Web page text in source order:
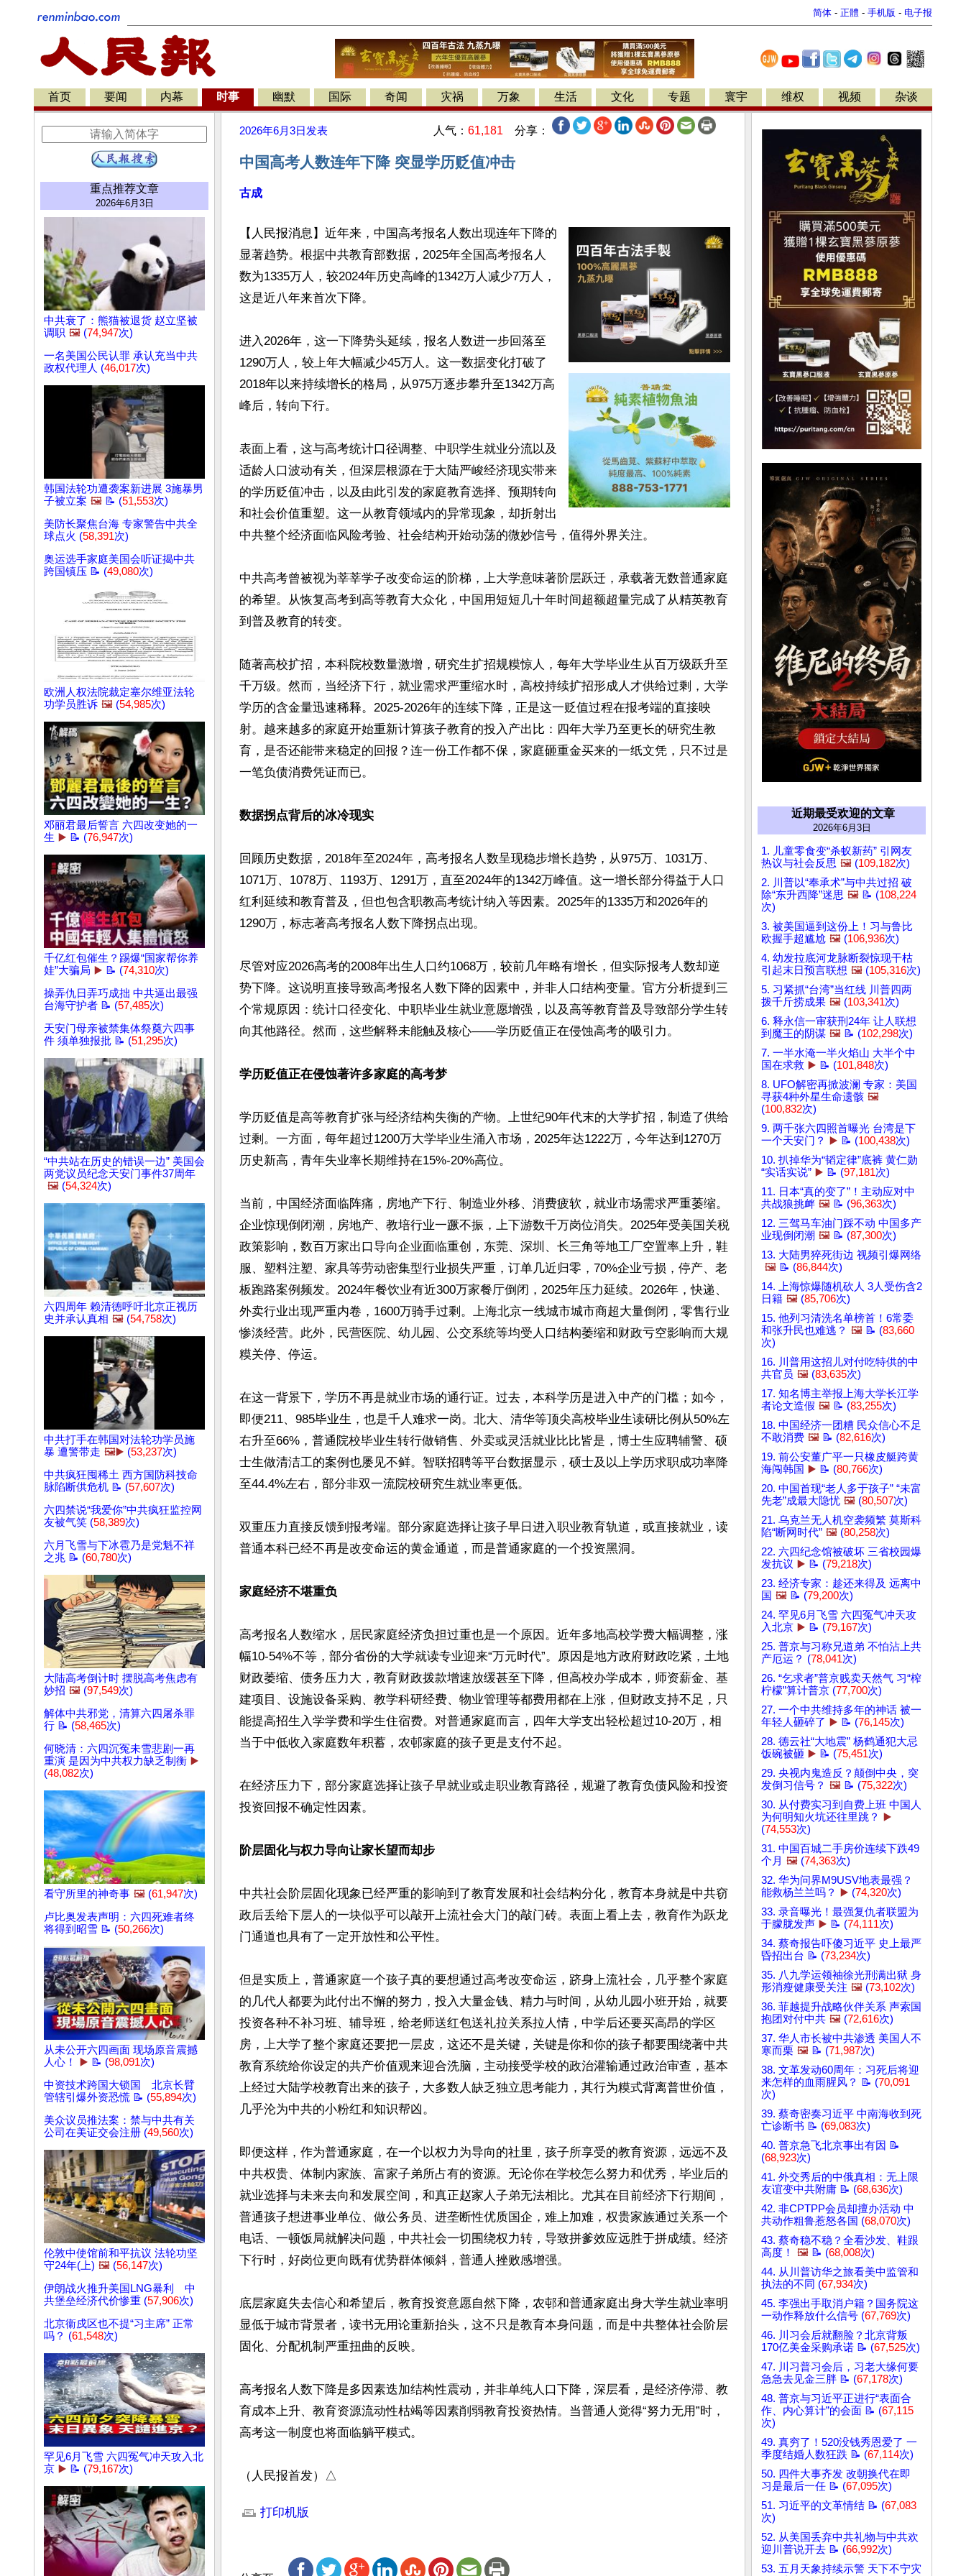
简体 - 正體 - 手机版 - 电子报
首页 要闻 内幕 时事 幽默 国际 奇闻 灾祸 万象 生活 文化 专题 寰宇 维权 视频 杂谈
重点推荐文章
2026年6月3日
中共衰了：熊猫被退货 赵立坚被
调职 🖼️ (74,947次)
一名美国公民认罪 承认充当中共
政权代理人 (46,017次)
韩国法轮功遭袭案新进展 3施暴男
子被立案 🖼️ 📝 (51,553次)
美防长聚焦台海 专家警告中共全
球点火 (58,391次)
奥运选手家庭美国会听证揭中共
跨国镇压 📝 (49,080次)
欧洲人权法院裁定塞尔维亚法轮
功学员胜诉 🖼️ (54,985次)
邓丽君最后誓言 六四改变她的一
生 ▶️ 📝 (76,947次)
千亿红包催生？踢爆“国家帮你养
娃”大骗局 ▶️ 📝 (74,310次)
操弄仇日弄巧成拙 中共逼出最强
台海守护者 📝 (57,485次)
天安门母亲被禁集体祭奠六四事
件 须单独报批 📝 (51,295次)
“中共站在历史的错误一边” 美国会
两党议员纪念天安门事件37周年
🖼️ (54,324次)
六四周年 赖清德呼吁北京正视历
史并承认真相 🖼️ (54,758次)
中共打手在韩国对法轮功学员施
暴 遭警带走 🖼️▶️ (53,237次)
中共疯狂囤稀土 西方国防科技命
脉陷断供危机 📝 (57,607次)
六四禁说“我爱你”中共疯狂监控网
友被气笑 (58,389次)
六月飞雪与下冰雹乃是党魁不祥
之兆 📝 (60,780次)
大陆高考倒计时 摆脱高考焦虑有
妙招 🖼️ (97,549次)
解体中共邪党，清算六四屠杀罪
行 📝 (58,465次)
何晓清：六四沉冤未雪悲剧一再
重演 是因为中共权力缺乏制衡 ▶️
(48,082次)
看守所里的神奇事 🖼️ (61,947次)
卢比奥发表声明：六四死难者终
将得到昭雪 📝 (50,266次)
从未公开六四画面 现场原音震撼
人心！
▶️ 📝 (98,091次)
中资技术跨国大锁国 北京长臂
管辖引爆外资恐慌 📝 (55,894次)
美众议员推法案：禁与中共有关
公司在美证交会注册 (49,560次)
伦敦中使馆前和平抗议 法轮功坚
守24年(上) 🖼️ (56,147次)
伊朗战火推升美国LNG暴利 中
共堡垒经济代价惨重 (57,906次)
北京衞戍区也不提“习主席” 正常
吗？ (61,548次)
罕见6月飞雪 六四冤气冲天攻入北
京 ▶️ 📝 (79,167次)
2026年6月3日 发表 人气： 61,181 分享：
中国高考人数连年下降 突显学历贬值冲击
古成
【人民报消息】近年来，中国高考报名人数出现连年下降的
显著趋势。根据中共教育部数据，2025年全国高考报名人
数为1335万人，较2024年历史高峰的1342万人减少7万人，
这是近八年来首次下降。
进入2026年，这一下降势头延续，报名人数进一步回落至
1290万人，较上年大幅减少45万人。这一数据变化打破了
2018年以来持续增长的格局，从975万逐步攀升至1342万高
峰后，转向下行。
表面上看，这与高考统计口径调整、中职学生就业分流以及
适龄人口波动有关，但深层根源在于大陆严峻经济现实带来
的学历贬值冲击，以及由此引发的家庭教育选择、预期转向
和社会价值重塑。这一从教育领域内的异常现象，却折射出
中共整个经济面临风险考验、社会结构开始动荡的微妙信号，值得外界关注。
中共高考曾被视为莘莘学子改变命运的阶梯，上大学意味著阶层跃迁，承载著无数普通家庭
的希望。从恢复高考到高等教育大众化，中国用短短几十年时间超额超量完成了从精英教育
到普及教育的转变。
随著高校扩招，本科院校数量激增，研究生扩招规糢惊人，每年大学毕业生从百万级跃升至
千万级。然而，当经济下行，就业需求严重缩水时，高校持续扩招形成人才供给过剩，大学
学历的含金量迅速稀释。2025-2026年的连续下降，正是这一贬值过程在报考端的直接映
射。越来越多的家庭开始重新计算孩子教育的投入产出比：四年大学乃至更长的研究生教
育，是否还能带来稳定的回报？连一份工作都不保，家庭砸重金买来的一纸文凭，只不过是
一笔负债消费凭证而已。
数据拐点背后的冰冷现实
回顾历史数据，2018年至2024年，高考报名人数呈现稳步增长趋势，从975万、1031万、
1071万、1078万、1193万、1291万，直至2024年的1342万峰值。这一增长部分得益于人口
红利延续和教育普及，但也包含职教高考统计纳入等因素。2025年的1335万和2026年的
1290万，标志著高考报名人数下降拐点出现。
尽管对应2026高考的2008年出生人口约1068万，较前几年略有增长，但实际报考人数却逆
势下降。这说明直接导致高考报名人数下降的因素中，并非人口结构变量。官方分析提到三
个常规原因：统计口径变化、中职毕业生就业意愿增强，以及高等教育普及导致部分学生转
向其他路径。然而，这些解释未能触及核心——学历贬值正在侵蚀高考的吸引力。
学历贬值正在侵蚀著许多家庭的高考梦
学历贬值是高等教育扩张与经济结构失衡的产物。上世纪90年代末的大学扩招，制造了供给
过剩。一方面，每年超过1200万大学毕业生涌入市场，2025年达1222万，今年达到1270万
历史新高，青年失业率长期维持在15%-20%高位。
当前，中国经济面临阵痛，房地产下行、制造业外移、消费疲软，就业市场需求严重萎缩。
企业惊现倒闭潮，房地产、教培行业一蹶不振，上下游数千万岗位消失。2025年受美国关税
政策影响，数百万家出口导向企业面临重创，东莞、深圳、长三角等地工厂空置率上升，鞋
服、塑料注塑、家具等劳动密集型行业损失严重，订单几近归零，70%企业亏损，停产、老
板跑路案例频发。2024年餐饮业有近300万家餐厅倒闭，2025年压力延续。2026年，快递、
外卖行业出现严重内卷，1600万骑手过剩。上海北京一线城市城市商超大量倒闭，零售行业
惨淡经营。此外，民营医院、幼儿园、公交系统等均受人口结构萎缩和财政亏空影响而大规
糢关停、停运。
在这一背景下，学历不再是就业市场的通行证。过去，本科学历是进入中产的门槛；如今，
即便211、985毕业生，也是千人难求一岗。北大、清华等顶尖高校毕业生读研比例从50%左
右升至66%，普通院校毕业生转行做销售、外卖或灵活就业比比皆是，博士生应聘辅警、硕
士生做清洁工的案例也屡见不鲜。智联招聘等平台数据显示，硕士及以上学历求职成功率降
至44.4%左右，部分非双一流院校研究生就业率更低。
双重压力直接反馈到报考端。部分家庭选择让孩子早日进入职业教育轨道，或直接就业，读
普通本科已经不再是改变命运的黄金通道，而是普通家庭的一个投资黑洞。
家庭经济不堪重负
高考报名人数缩水，居民家庭经济负担过重也是一个原因。近年多地高校学费大幅调整，涨
幅10-54%不等，部分省份的大学就读专业迎来“万元时代”。原因是地方政府财政吃紧，土地
财政萎缩、债务压力大，教育财政拨款增速放缓甚至下降，但高校办学成本，师资薪金、基
建项目、设施设备采购、教学科研经费、物业管理等都费用都在上涨，但财政支持不足，只
能提高招生入学学费和学生住宿费。对普通家庭而言，四年大学支出轻松超过10-20万，相
当于中低收入家庭数年积蓄，农邨家庭的孩子更是支付不起。
在经济压力下，部分家庭选择让孩子早就业或走职业教育路径，规避了教育负债风险和投资
投资回报不确定性因素。
阶层固化与权力导向让家长望而却步
中共社会阶层固化现象已经严重的影响到了教育发展和社会结构分化，教育本身就是中共窃
政后丢给下层人的一块似乎可以敲开上流社会大门的敲门砖。表面上看上去，教育作为跃龙
门通道也具有了一定开放性和公平性。
但是实质上，普通家庭一个孩子真的要想通过高考改变命运，跻身上流社会，几乎整个家庭
的几代人都要为此付出不懈的努力，投入大量金钱、精力与时间，从幼儿园小班开始，就要
投资各种不补习班、辅导班，给老师送红包送礼拉关系拉人情，中学后还要买高昂的学区
房，上大学了整个家庭还要把一层皮，这还不是关键，关键是你和你的孩子都要围绕著中共
教育系统给你设定的共产价值观来迎合洗脑，主动接受学校的政治灌输通过政治审查，基本
上经过大陆学校教育出来的孩子，大多数人缺乏独立思考能力，其行为糢式背离普世价值，
几乎沦为中共的小粉红和知识帮凶。
即便这样，作为普通家庭，在一个以权力为导向的社里，孩子所享受的教育资源，远远不及
中共权贵、体制内家族、富家子弟所占有的资源。无论你在学校怎么努力和优秀，毕业后的
就业选择与未来去向和发展空间，和真正赵家人子弟无法相比。尤其在目前经济下行期间，
普通孩子想进事业单位、做公务员、进垄断性优质国企，难上加难，权贵家族通过关系一个
电话、一顿饭局就解决问题，中共社会一切围绕权力转，导致拼爹效应远胜于拼成绩。经济
下行时，好岗位更向既有优势群体倾斜，普通人挫败感增强。
底层家庭失去信心和希望后，教育投资意愿自然下降，农邨和普通家庭出身大学生就业率明
显低于城市背景者，读书无用论重新抬头，这不只是教育本身问题，而是中共整体社会阶层
固化、分配机制严重扭曲的反映。
高考报名人数下降是多因素迭加结构性震动，并非单纯人口下降，深层看，是经济停滞、教
育成本上升、教育资源流动性枯竭等因素削弱教育投资热情。当普通人觉得“努力无用”时，
高考这一制度也将面临躺平糢式。
（人民报首发）△
打印机版
近期最受欢迎的文章
2026年6月3日
1. 儿童零食变“杀蚁新药” 引网友
热议与社会反思 🖼️ (109,182次)
2. 川普以“奉承术”与中共过招 破
除“东升西降”迷思 🖼️ 📝 (108,224
次)
3. 被美国逼到这份上！习与鲁比
欧握手超尴尬 🖼️ (106,936次)
4. 幼发拉底河龙脉断裂惊现干枯
引起末日预言联想 🖼️ (105,316次)
5. 习紧抓“台湾”当红线 川普四两
拨千斤捞成果 🖼️ (103,341次)
6. 释永信一审获刑24年 让人联想
到魔王的阴谋 🖼️ 📝 (102,298次)
7. 一半水淹一半火焰山 大半个中
国在求救 ▶️ 📝 (101,848次)
8. UFO解密再掀波澜 专家：美国
寻获4种外星生命遗骸 🖼️
(100,832次)
9. 两千张六四照首曝光 台湾是下
一个天安门？
▶️ 📝 (100,438次)
10. 扒掉华为“韬定律”底裤 黄仁勋
“实话实说” ▶️ 📝 (97,181次)
11. 日本“真的变了”！主动应对中
共战狼挑衅 🖼️ 📝 (96,363次)
12. 三驾马车油门踩不动 中国多产
业现倒闭潮 🖼️ 📝 (87,300次)
13. 大陆男猝死街边 视频引爆网络
🖼️ 📝 (86,844次)
14. 上海惊爆随机砍人 3人受伤含2
日籍 🖼️ (85,706次)
15. 他列习清洗名单榜首！6常委
和张升民也难逃？ 🖼️ 📝 (83,660
次)
16. 川普用这招儿对付吃特供的中
共官员 🖼️ (83,635次)
17. 知名博主举报上海大学长江学
者论文造假 🖼️ 📝 (83,255次)
18. 中国经济一团糟 民众信心不足
不敢消费 🖼️ 📝 (82,616次)
19. 前公安董广平一只橡皮艇跨黄
海闯韩国 ▶️ 📝 (80,766次)
20. 中国首现“老人多于孩子” “未富
先老”成最大隐忧 🖼️ (80,507次)
21. 乌克兰无人机空袭频繁 莫斯科
陷“断网时代” 🖼️ (80,258次)
22. 六四纪念馆被破坏 三省校园爆
发抗议 ▶️ 📝 (79,218次)
23. 经济专家：趁还来得及 远离中
国 🖼️ 📝 (79,200次)
24. 罕见6月飞雪 六四冤气冲天攻
入北京 ▶️ 📝 (79,167次)
25. 普京与习称兄道弟 不怕沾上共
产厄运？ (78,041次)
26. “乞求者”普京贱卖天然气 习“榨
柠檬”算计普京 (77,700次)
27. 一个中共维持多年的神话 被一
年轻人砸碎了 ▶️ 📝 (76,145次)
28. 德云社“大地震” 杨鹤通犯大忌
饭碗被砸 ▶️ 📝 (75,451次)
29. 央视内鬼造反？颠倒中央，突
发倒习信号？ 🖼️ 📝 (75,322次)
30. 从付费实习到自费上班 中国人
为何明知火坑还往里跳？
▶️
(74,553次)
31. 中国百城二手房价连续下跌49
个月 🖼️ (74,363次)
32. 华为问界M9USV地表最强？
能救杨兰兰吗？
▶️ (74,320次)
33. 录音曝光！最强复仇者联盟为
于朦胧发声 ▶️ 📝 (74,111次)
34. 蔡奇报告吓傻习近平 史上最严
昏招出台 📝 (73,234次)
35. 八九学运领袖徐光刑满出狱 身
形消瘦健康受关注 🖼️ (73,102次)
36. 菲越提升战略伙伴关系 声索国
抱团对付中共 🖼️ (72,616次)
37. 华人市长被中共渗透 美国人不
寒而栗 🖼️ 📝 (71,987次)
38. 文革发动60周年：习死后将迎
来怎样的血雨腥风？ 📝 (70,091
次)
39. 蔡奇密奏习近平 中南海收到死
亡诊断书 📝 (69,083次)
40. 普京急飞北京事出有因 📝
(68,923次)
41. 外交秀后的中俄真相：无上限
友谊变中共附庸 📝 (68,636次)
42. 非CPTPP会员却擅办活动 中
共动作粗鲁惹怒各国 (68,070次)
43. 蔡奇稳不稳？全看沙发、鞋跟
高度！
🖼️ 📝 (68,008次)
44. 从川普访华之旅看美中监管和
执法的不同 (67,934次)
45. 李强出手取消户籍？国务院这
一动作释放什么信号 (67,769次)
46. 川习会后就翻脸？北京背叛
170亿美金采购承诺 📝 (67,525次)
47. 川习普习会后，习老大缘何要
急急去见金三胖 📝 (67,178次)
48. 普京与习近平正进行“表面合
作、内心算计”的会面 📝 (67,115
次)
49. 真穷了！520没钱秀恩爱了 一
季度结婚人数狂跌 📝 (67,114次)
50. 四件大事齐发 改朝换代在即
习是最后一任 📝 (67,095次)
51. 习近平的文革情结 📝 (67,083
次)
52. 从美国丢弃中共礼物与中共欢
迎川普说开去 📝 (66,992次)
53. 五月天象持续示警 天下不宁灾